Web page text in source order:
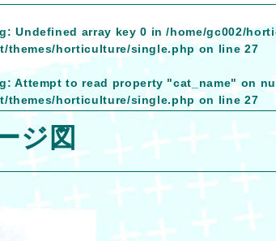
: Undefined array key 0 in/home/gc002/
themes/horticulture/single.php on line 27
: Attempt to read property "cat_name" on
themes/horticulture/single.phpon line 27
ジ図